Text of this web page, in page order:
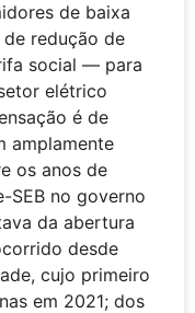
de baixa
redução de
social — para
elétrico
é de
amplamente
os anos de
SEB no governo
da abertura
desde
cujo primeiro
em 2021; dos